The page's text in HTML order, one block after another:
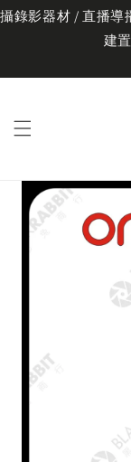
攝錄影器材 / 直播導
建